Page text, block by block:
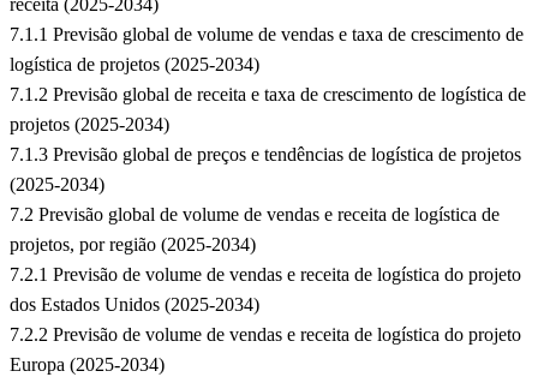
receita (2025-2034)
7.1.1 Previsão global de volume de vendas e taxa de crescimento de
logística de projetos (2025-2034)
7.1.2 Previsão global de receita e taxa de crescimento de logística de
projetos (2025-2034)
7.1.3 Previsão global de preços e tendências de logística de projetos
(2025-2034)
7.2 Previsão global de volume de vendas e receita de logística de
projetos, por região (2025-2034)
7.2.1 Previsão de volume de vendas e receita de logística do projeto
dos Estados Unidos (2025-2034)
7.2.2 Previsão de volume de vendas e receita de logística do projeto
Europa (2025-2034)